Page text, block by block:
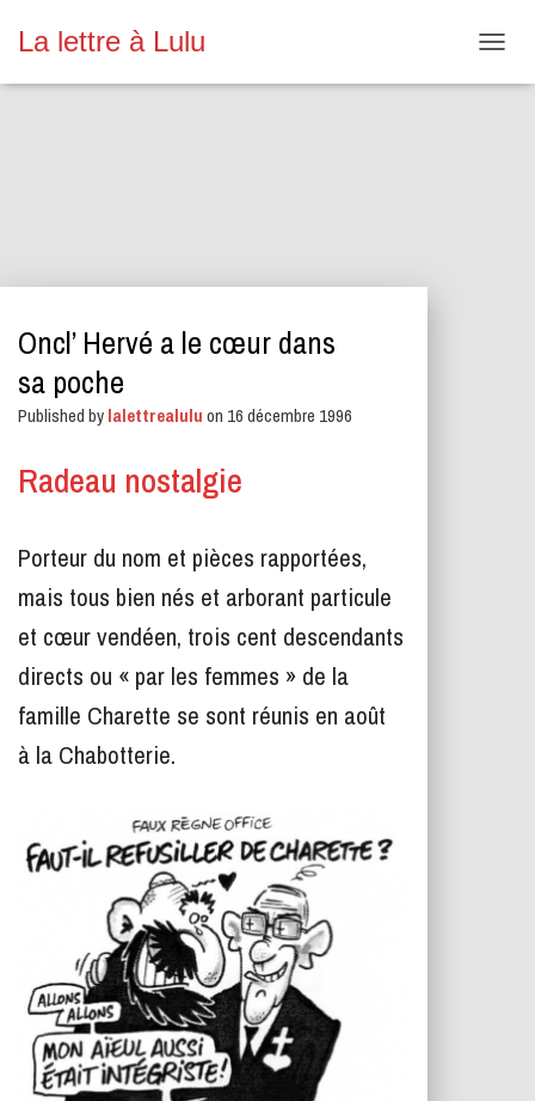
La lettre à Lulu
U
Oncl’ Hervé a le cœur dans
sa poche
Published bylalettrealuluon 16 décembre 1996
Radeau nostalgie
Porteur du nom et pièces rapportées,
mais tous bien nés et arborant particule
et cœur vendéen, trois cent descendants
directs ou « par les femmes » de la
famille Charette se sont réunis en août
à la Chabotterie.